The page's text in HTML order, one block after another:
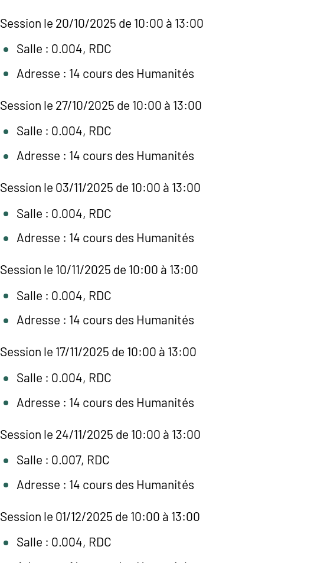
Session le 20/10/2025 de 10:00 à 13:00
Salle : 0.004, RDC
Adresse : 14 cours des Humanités
Session le 27/10/2025 de 10:00 à 13:00
Salle : 0.004, RDC
Adresse : 14 cours des Humanités
Session le 03/11/2025 de 10:00 à 13:00
Salle : 0.004, RDC
Adresse : 14 cours des Humanités
Session le 10/11/2025 de 10:00 à 13:00
Salle : 0.004, RDC
Adresse : 14 cours des Humanités
Session le 17/11/2025 de 10:00 à 13:00
Salle : 0.004, RDC
Adresse : 14 cours des Humanités
Session le 24/11/2025 de 10:00 à 13:00
Salle : 0.007, RDC
Adresse : 14 cours des Humanités
Session le 01/12/2025 de 10:00 à 13:00
Salle : 0.004, RDC